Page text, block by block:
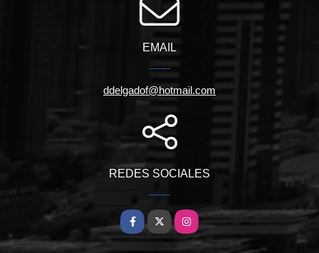
EMAIL
ddelgadof@hotmail.com
REDES SOCIALES
Facebook
X Instagram